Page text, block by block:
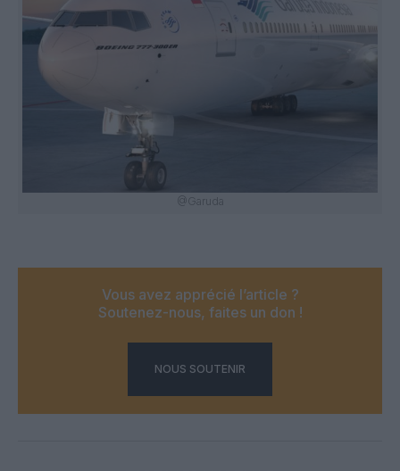
@Garuda
Vous avez apprécié l’article ?
Soutenez-nous, faites un don !
NOUS SOUTENIR